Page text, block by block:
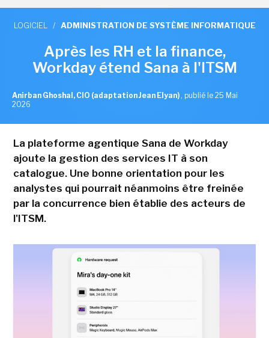
LOGICIEL / ADMINISTRATION DE SYSTÈME INFORMATIQUE
Après les RH et la finance,
Workday étend Sana à l'ITSM
Anirban Ghoshal, CIO (adaptation Jean Elyan) , publié le 25 Mai
2026
La plateforme agentique Sana de Workday
ajoute la gestion des services IT à son
catalogue. Une bonne orientation pour les
analystes qui pourrait néanmoins être freinée
par la concurrence bien établie des acteurs de
l'ITSM.